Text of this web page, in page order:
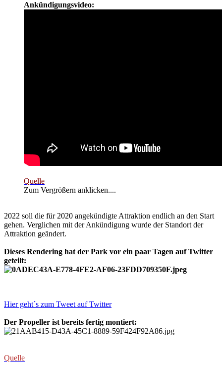
Ankündigungsvideo:
Quelle
Zum Vergrößern anklicken....
2022 soll die für 2020 angekündigte Attraktion endlich an den Start
gehen. Verglichen mit der Ankündigung wurde der Standort der
Attraktion geändert.
Dieses Rendering hat der Park vor ein paar Tagen auf Twitter
geteilt:
Hier geht´s zum Tweet auf Twitter
Der Propeller ist bereits fertig montiert:
Quelle